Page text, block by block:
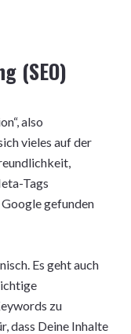
(SEO)
also
vieles auf der
Tags
gefunden
Es geht auch
zu
dass Deine Inhalte